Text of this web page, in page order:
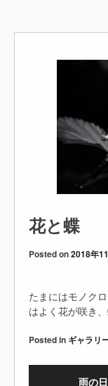
花と蝶
Posted on2018年
たまにはモノク
はよく花が咲き
Posted in ギャラリ
雨の日